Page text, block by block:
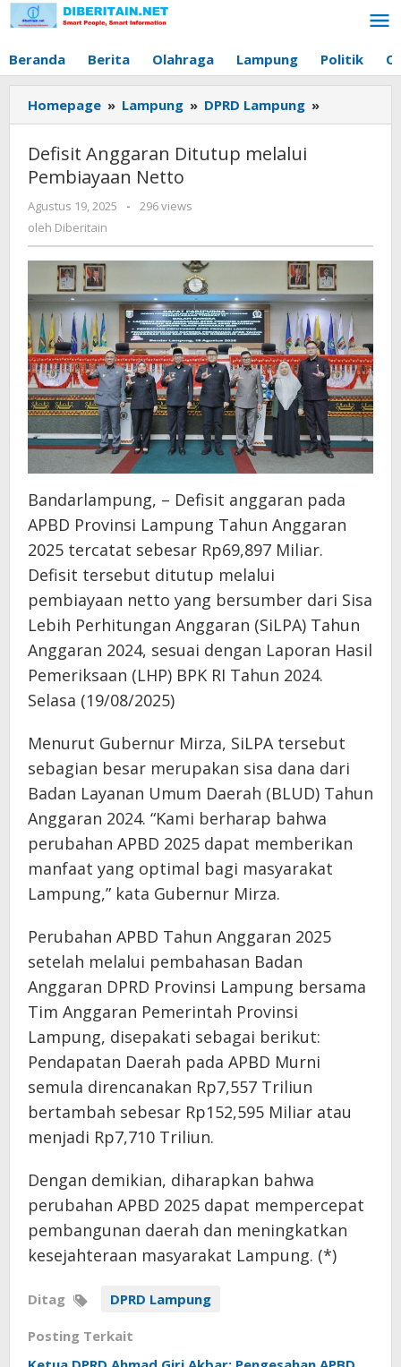
Lewati
ke
Beranda Berita Olahraga Lampung Politik
Homepage » Lampung » DPRD Lampung »
Anggaran
Defisit Anggaran Ditutup melalui
Pembiayaan Netto
Agustus 19, 2025
oleh
-
296 views
oleh Diberitain
Bandarlampung, – Defisit anggaran pada
APBD Provinsi Lampung Tahun Anggaran
2025 tercatat sebesar Rp69,897 Miliar.
Defisit tersebut ditutup melalui
pembiayaan netto yang bersumber dari Sisa
Lebih Perhitungan Anggaran (SiLPA) Tahun
Anggaran 2024, sesuai dengan Laporan Hasil
Pemeriksaan (LHP) BPK RI Tahun 2024.
Selasa (19/08/2025)
Menurut Gubernur Mirza, SiLPA tersebut
sebagian besar merupakan sisa dana dari
Badan Layanan Umum Daerah (BLUD) Tahun
Anggaran 2024. “Kami berharap bahwa
perubahan APBD 2025 dapat memberikan
manfaat yang optimal bagi masyarakat
Lampung,” kata Gubernur Mirza.
Perubahan APBD Tahun Anggaran 2025
setelah melalui pembahasan Badan
Anggaran DPRD Provinsi Lampung bersama
Tim Anggaran Pemerintah Provinsi
Lampung, disepakati sebagai berikut:
Pendapatan Daerah pada APBD Murni
semula direncanakan Rp7,557 Triliun
bertambah sebesar Rp152,595 Miliar atau
menjadi Rp7,710 Triliun.
Dengan demikian, diharapkan bahwa
perubahan APBD 2025 dapat mempercepat
pembangunan daerah dan meningkatkan
kesejahteraan masyarakat Lampung. (*)
Ditag DPRD Lampung
Posting Terkait